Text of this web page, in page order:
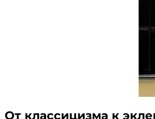
От классицизма к